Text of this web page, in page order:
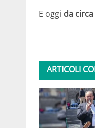
E oggi da
ARTICOLI